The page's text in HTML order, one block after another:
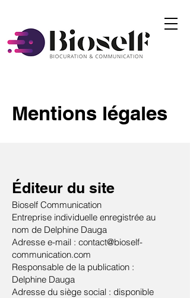
Mentions légales
Éditeur du site
Bioself Communication
Entreprise individuelle enregistrée au
nom de Delphine Dauga
Adresse e-mail : contact@bioself-
communication.com
Responsable de la publication :
Delphine Dauga
Adresse du siège social : disponible